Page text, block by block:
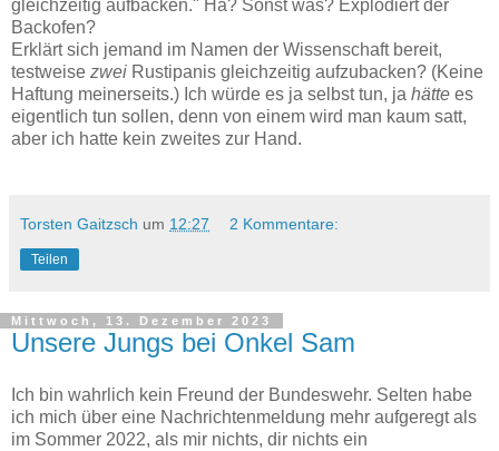
gleichzeitig aufbacken." Hä? Sonst was? Explodiert der
Backofen?
Erklärt sich jemand im Namen der Wissenschaft bereit,
testweise zwei Rustipanis gleichzeitig aufzubacken? (Keine
Haftung meinerseits.) Ich würde es ja selbst tun, ja hätte es
eigentlich tun sollen, denn von einem wird man kaum satt,
aber ich hatte kein zweites zur Hand.
Torsten Gaitzsch um 12:27 2 Kommentare:
Teilen
Mittwoch, 13. Dezember 2023
Unsere Jungs bei Onkel Sam
Ich bin wahrlich kein Freund der Bundeswehr. Selten habe
ich mich über eine Nachrichtenmeldung mehr aufgeregt als
im Sommer 2022, als mir nichts, dir nichts ein